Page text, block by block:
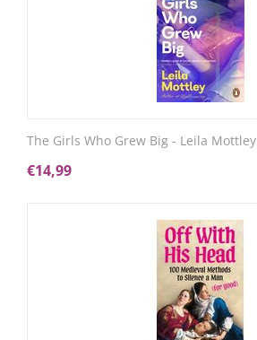
The Girls Who Grew Big - Leila Mottley
€14,99